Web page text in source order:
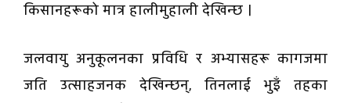
किसानहरूको मात्र हालीमुहाली देखिन्छ ।
जलवायु अनुकूलनका प्रविधि र अभ्यासहरू कागजमा
जति उत्साहजनक देखिन्छन्, तिनलाई भुइँ तहका